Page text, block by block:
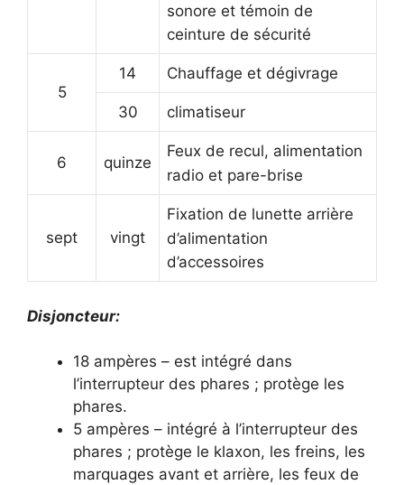
sonore et témoin de
ceinture de sécurité
5
14 Chauffage et dégivrage
30 climatiseur
6 quinze
Feux de recul, alimentation
radio et pare-brise
sept vingt
Fixation de lunette arrière
d’alimentation
d’accessoires
Disjoncteur:
18 ampères – est intégré dans
l’interrupteur des phares ; protège les
phares.
5 ampères – intégré à l’interrupteur des
phares ; protège le klaxon, les freins, les
marquages ​​avant et arrière, les feux de